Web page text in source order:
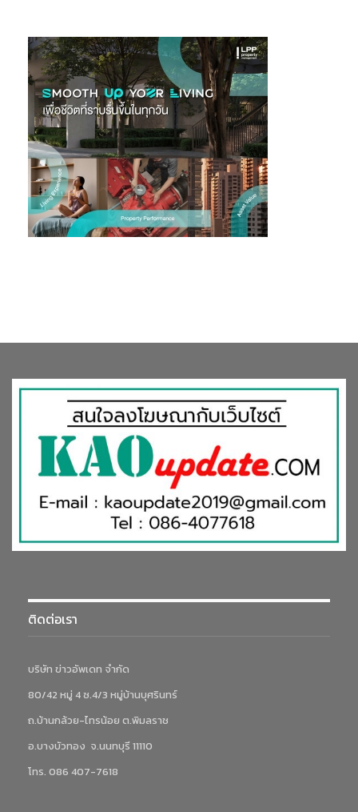
ติดต่อเรา
บริษัท ข่าวอัพเดท จำกัด
80/42 หมู่ 4 ซ.4/3 หมู่บ้านบุศรินทร์
ถ.บ้านกล้วย-ไทรน้อย ต.พิมลราช
อ.บางบัวทอง จ.นนทบุรี 11110
โทร. 086 407-7618